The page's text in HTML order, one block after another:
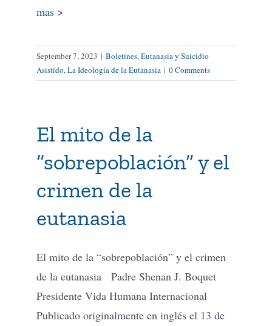
mas >
September 7, 2023 | Boletines, Eutanasia y Suicidio
Asistido, La Ideología de la Eutanasia | 0 Comments
El mito de la
“sobrepoblación” y el
crimen de la
eutanasia
El mito de la “sobrepoblación” y el crimen
de la eutanasia Padre Shenan J. Boquet
Presidente Vida Humana Internacional
Publicado originalmente en inglés el 13 de